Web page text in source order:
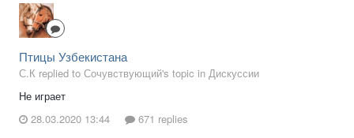
Птицы Узбекистана
С.К replied to Сочувствующий's topic in Дискуссии
Не играет
28.03.2020 13:44
671 replies